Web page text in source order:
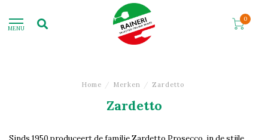
MENU
0
Home / Merken / Zardetto
Zardetto